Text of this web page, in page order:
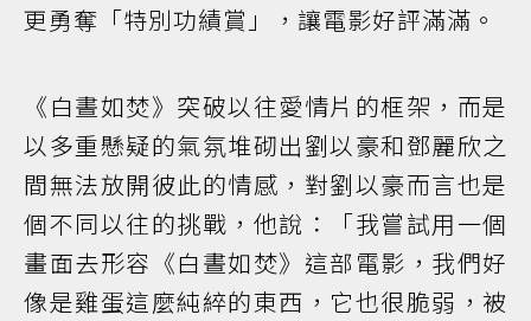
更勇奪「特別功績賞」，讓電影好評滿滿。
《白晝如焚》突破以往愛情片的框架，而是
以多重懸疑的氣氛堆砌出劉以豪和鄧麗欣之
間無法放開彼此的情感，對劉以豪而言也是
個不同以往的挑戰，他說：「我嘗試用一個
畫面去形容《白晝如焚》這部電影，我們好
像是雞蛋這麼純綷的東西，它也很脆弱，被